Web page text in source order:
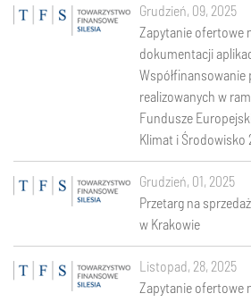
grudzień, 09, 2025
Zapytanie ofertowe
dokumentacji
realizowanych w
Fundusze
Klimat i Środowisko
grudzień, 01, 2025
Przetarg na
w Krakowie
listopad, 28, 2025
Zapytanie ofertowe